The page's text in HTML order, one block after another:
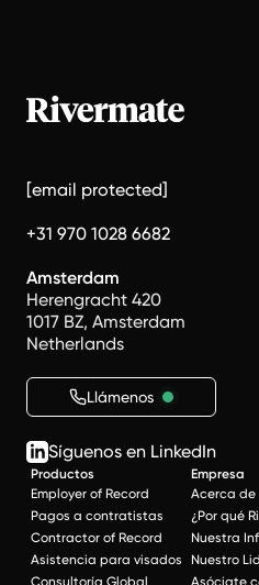
[email protected]
+31 970 1028 6682
Amsterdam
Herengracht 420
1017 BZ, Amsterdam
Netherlands
Llámenos
Síguenos en LinkedIn
Productos
Employer of Record
Pagos a contratistas
Contractor of Record
Asistencia para visados
Consultoría Global
Empresa
Acerca de
¿Por qué
Nuestra
Nuestro
Asóciate